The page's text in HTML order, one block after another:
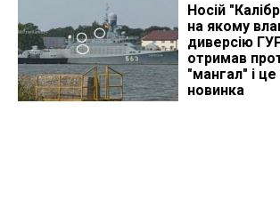
Носій
на якому
диверсію
отримав
"мангал" і
новинка